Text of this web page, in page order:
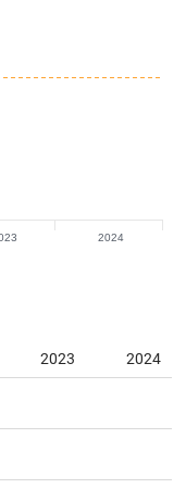
2024
2023
2024